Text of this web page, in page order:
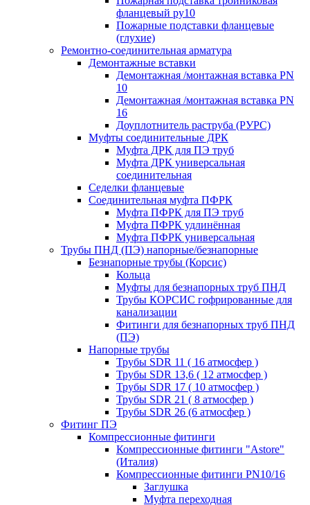
фланцевый ру10
Пожарные подставки фланцевые
(глухие)
Ремонтно-соединительная арматура
Демонтажные вставки
Демонтажная /монтажная вставка PN
10
Демонтажная /монтажная вставка PN
16
Доуплотнитель раструба (РУРС)
Муфты соединительные ДРК
Муфта ДРК для ПЭ труб
Муфта ДРК универсальная
соединительная
Седелки фланцевые
Соединительная муфта ПФРК
Муфта ПФРК для ПЭ труб
Муфта ПФРК удлинённая
Муфта ПФРК универсальная
Трубы ПНД (ПЭ) напорные/безнапорные
Безнапорные трубы (Корсис)
Кольца
Муфты для безнапорных труб ПНД
Трубы КОРСИС гофрированные для
канализации
Фитинги для безнапорных труб ПНД
(ПЭ)
Напорные трубы
Трубы SDR 11 ( 16 атмосфер )
Трубы SDR 13,6 ( 12 атмосфер )
Трубы SDR 17 ( 10 атмосфер )
Трубы SDR 21 ( 8 атмосфер )
Трубы SDR 26 (6 атмосфер )
Фитинг ПЭ
Компрессионные фитинги
Компрессионные фитинги "Astore"
(Италия)
Компрессионные фитинги PN10/16
Заглушка
Муфта переходная